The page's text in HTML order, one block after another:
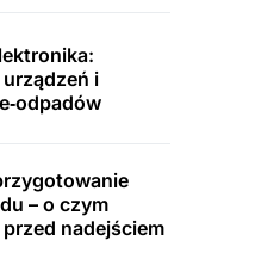
i
– o czym
nadejściem